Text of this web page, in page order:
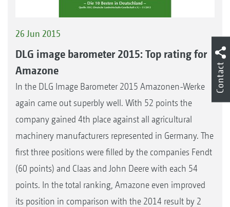
26 Jun 2015
DLG image barometer 2015: Top rating for
Amazone
In the DLG Image Barometer 2015 Amazonen-Werke
again came out superbly well. With 52 points the
company gained 4th place against all agricultural
machinery manufacturers represented in Germany. The
first three positions were filled by the companies Fendt
(60 points) and Claas and John Deere with each 54
points. In the total ranking, Amazone even improved
its position in comparison with the 2014 result by 2
Contact